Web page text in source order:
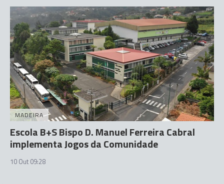
MADEIRA
Escola B+S Bispo D. Manuel Ferreira Cabral
implementa Jogos da Comunidade
10 Out 09:28